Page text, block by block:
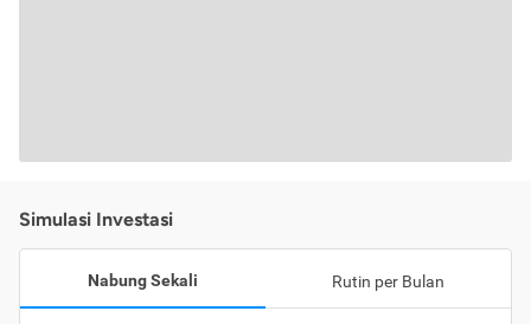
Simulasi Investasi
Nabung Sekali Rutin per Bulan